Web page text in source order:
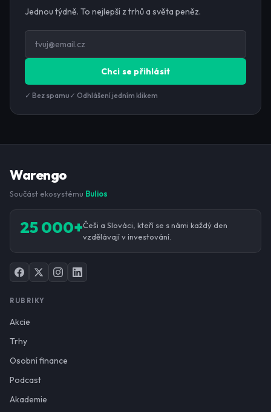
Jednou týdně. To nejlepší z trhů a světa peněz.
Chci se přihlásit
✓ Bez spamu ✓ Odhlášení jedním klikem
Warengo
Součást ekosystému Bulios
25 000+Češi a Slováci, kteří se s námi každý den
vzdělávají v investování.
RUBRIKY
Akcie
Trhy
Osobní finance
Podcast
Akademie